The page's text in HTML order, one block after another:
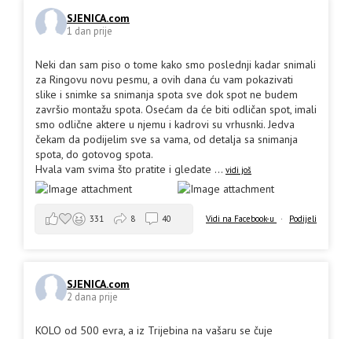
SJENICA.com
1 dan prije
Neki dan sam piso o tome kako smo poslednji kadar snimali
za Ringovu novu pesmu, a ovih dana ću vam pokazivati
slike i snimke sa snimanja spota sve dok spot ne budem
završio montažu spota. Osećam da će biti odličan spot, imali
smo odlične aktere u njemu i kadrovi su vrhusnki. Jedva
čekam da podijelim sve sa vama, od detalja sa snimanja
spota, do gotovog spota.
Hvala vam svima što pratite i gledate ... vidi još
Vidi na Facebook-u · Podijeli
331 8 40
SJENICA.com
2 dana prije
KOLO od 500 evra, a iz Trijebina na vašaru se čuje